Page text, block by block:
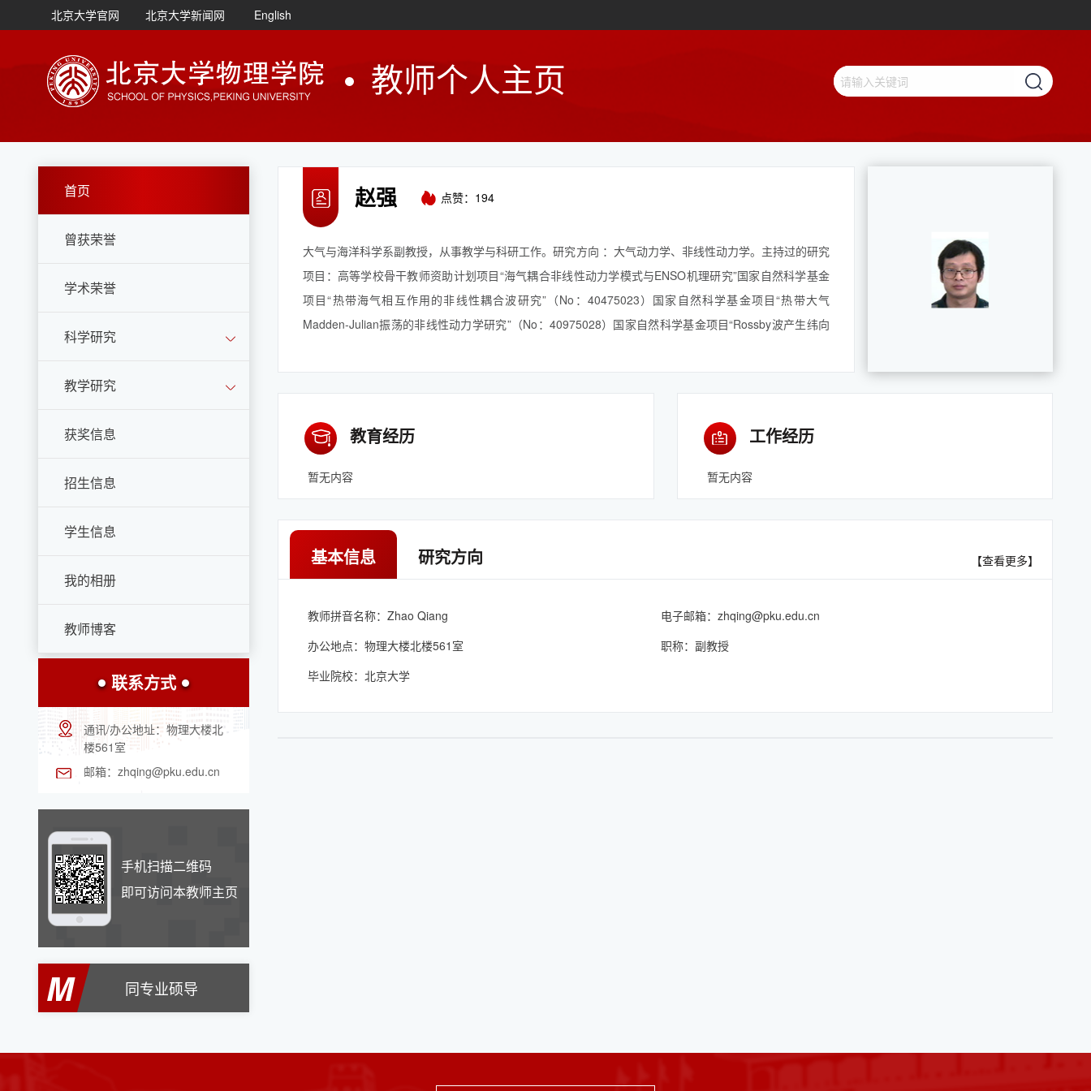
北京大学官网 北京大学新闻网 English
教师个人主页
首页
曾获荣誉
学术荣誉
科学研究
教学研究
获奖信息
招生信息
学生信息
我的相册
教师博客
联系方式
通讯/办公地址：物理大楼北
楼561室
邮箱： zhqing@pku.edu.cn
手机扫描二维码
即可访问本教师主页
M 同专业硕导
赵强 点赞： 194
大气与海洋科学系副教授，从事教学与科研工作。研究方向 ：大气动力学、非线性动力学。主持过的研究
项目：高等学校骨干教师资助计划项目“海气耦合非线性动力学模式与ENSO机理研究”国家自然科学基金
项目“热带海气相互作用的非线性耦合波研究”（No：40475023）国家自然科学基金项目“热带大气
Madden-Julian振荡的非线性动力学研究”（No：40975028）国家自然科学基金项目“Rossby波产生纬向
教育经历
暂无内容
工作经历
暂无内容
基本信息 研究方向 【查看更多】
教师拼音名称：Zhao Qiang 电子邮箱： zhqing@pku.edu.cn
办公地点：物理大楼北楼561室
职称：副教授
毕业院校：北京大学